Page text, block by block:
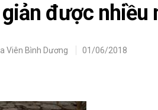
được nhiều
Viên Bình Dương 01/06/2018